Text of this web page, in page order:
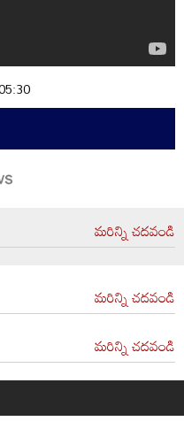
మరిన్ని చదవండి
మరిన్ని చదవండి
మరిన్ని చదవండి